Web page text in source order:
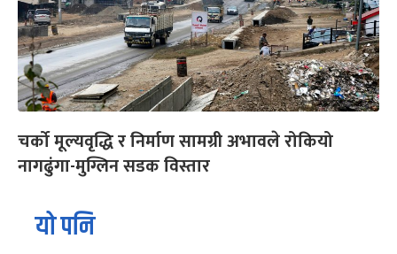
चर्को मूल्यवृद्धि र निर्माण सामग्री अभावले रोकियो
नागढुंगा-मुग्लिन सडक विस्तार
यो पनि